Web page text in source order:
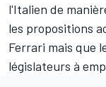
l'Italien de
les propositions
Ferrari mais que
législateurs à